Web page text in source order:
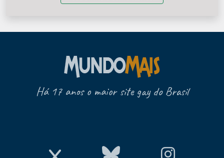
Há 17 anos o maior site gay do Brasil